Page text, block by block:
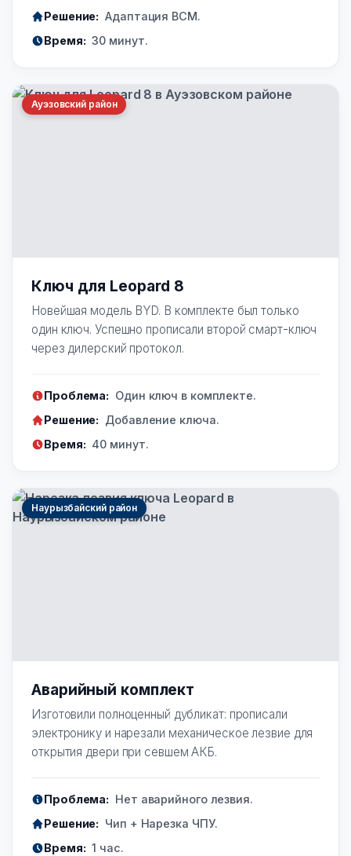
Решение: Адаптация BCM.
Время: 30 минут.
Ауэзовский район
Ключ для Leopard 8
Новейшая модель BYD. В комплекте был только
один ключ. Успешно прописали второй смарт-ключ
через дилерский протокол.
Проблема: Один ключ в комплекте.
Решение: Добавление ключа.
Время: 40 минут.
Наурызбайский район
Аварийный комплект
Изготовили полноценный дубликат: прописали
электронику и нарезали механическое лезвие для
открытия двери при севшем АКБ.
Проблема: Нет аварийного лезвия.
Решение: Чип + Нарезка ЧПУ.
Время: 1 час.